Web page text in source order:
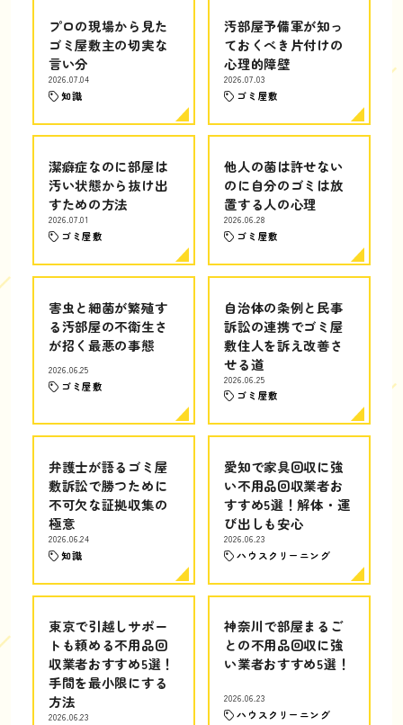
プロの現場から見た
ゴミ屋敷主の切実な
言い分
2026.07.04
知識
汚部屋予備軍が知っ
ておくべき片付けの
心理的障壁
2026.07.03
ゴミ屋敷
潔癖症なのに部屋は
汚い状態から抜け出
すための方法
2026.07.01
ゴミ屋敷
他人の菌は許せない
のに自分のゴミは放
置する人の心理
2026.06.28
ゴミ屋敷
害虫と細菌が繁殖す
る汚部屋の不衛生さ
が招く最悪の事態
2026.06.25
ゴミ屋敷
自治体の条例と民事
訴訟の連携でゴミ屋
敷住人を訴え改善さ
せる道
2026.06.25
ゴミ屋敷
弁護士が語るゴミ屋
敷訴訟で勝つために
不可欠な証拠収集の
極意
2026.06.24
知識
愛知で家具回収に強
い不用品回収業者お
すすめ5選！解体・運
び出しも安心
2026.06.23
ハウスクリーニング
東京で引越しサポー
トも頼める不用品回
収業者おすすめ5選！
手間を最小限にする
方法
2026.06.23
神奈川で部屋まるご
との不用品回収に強
い業者おすすめ5選！
2026.06.23
ハウスクリーニング